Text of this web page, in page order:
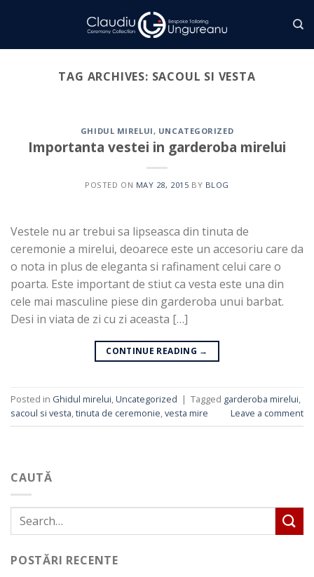
TAG ARCHIVES: SACOUL SI VESTA
CAUTĂ
POSTĂRI RECENTE
GHIDUL MIRELUI, UNCATEGORIZED
Importanta vestei in garderoba mirelui
POSTED ON MAY 28, 2015 BY BLOG
Vestele nu ar trebui sa lipseasca din tinuta de
ceremonie a mirelui, deoarece este un accesoriu care da
o nota in plus de eleganta si rafinament celui care o
poarta. Este important de stiut ca vesta este una din
cele mai masculine piese din garderoba unui barbat.
Desi in viata de zi cu zi aceasta […]
CONTINUE READING →
Posted in Ghidul mirelui,Uncategorized | Tagged garderoba mirelui,
sacoul si vesta,tinuta de ceremonie,vesta mire Leave a comment